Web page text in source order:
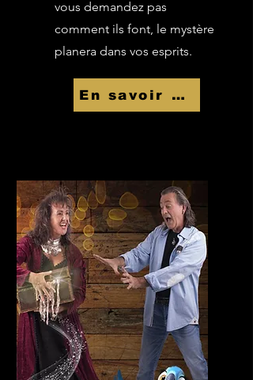
vous demandez pas
comment ils font, le mystère
planera dans vos esprits.
En savoir Plus